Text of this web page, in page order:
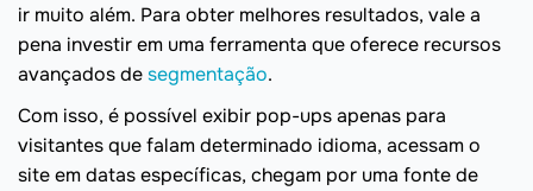
ir muito além. Para obter melhores resultados, vale a
pena investir em uma ferramenta que oferece recursos
avançados desegmentação.
Com isso, é possível exibir pop-ups apenas para
visitantes que falam determinado idioma, acessam o
site em datas específicas, chegam por uma fonte de